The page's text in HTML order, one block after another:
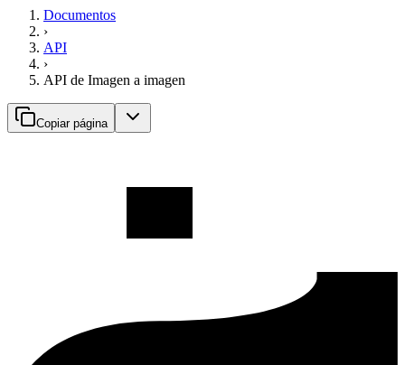
Documentos
›
API
›
API de Imagen a imagen
Copiar página